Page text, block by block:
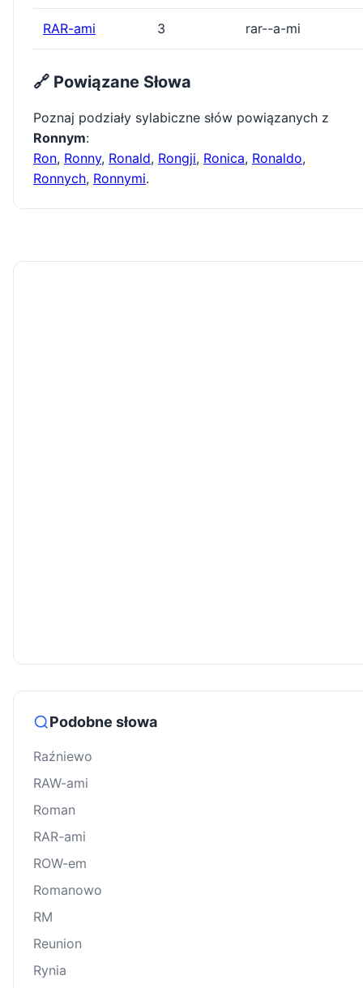
RAR-ami 3 rar--a-mi
🔗 Powiązane Słowa
Poznaj podziały sylabiczne słów powiązanych z
Ronnym:
Ron, Ronny, Ronald, Rongji, Ronica, Ronaldo,
Ronnych, Ronnymi.
Podobne słowa
Raźniewo
RAW-ami
Roman
RAR-ami
ROW-em
Romanowo
RM
Reunion
Rynia